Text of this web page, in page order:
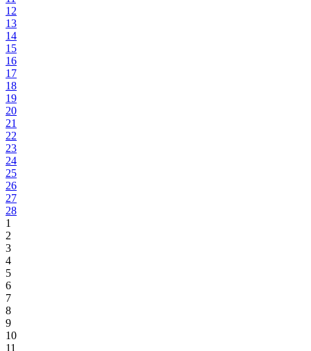
12
13
14
15
16
17
18
19
20
21
22
23
24
25
26
27
28
1
2
3
4
5
6
7
8
9
10
11